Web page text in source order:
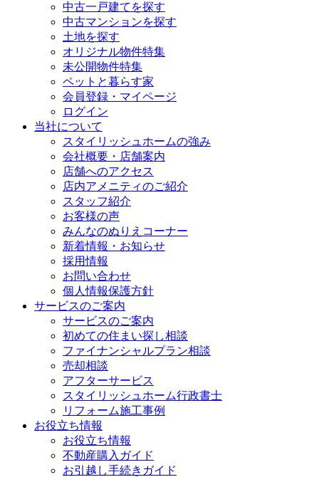
中古一戸建てを探す
中古マンションを探す
土地を探す
オリジナル物件特集
未公開物件特集
ペットと暮らす家
会員登録・マイページ
ログイン
当社について
スタイリッシュホームの強み
会社概要・店舗案内
店舗へのアクセス
店内アメニティのご紹介
スタッフ紹介
お客様の声
みんなのぬりえコーナー
新着情報・お知らせ
採用情報
お問い合わせ
個人情報保護方針
サービスのご案内
サービスのご案内
初めての住まい探し相談
ファイナンシャルプラン相談
売却相談
アフターサービス
スタイリッシュホーム行政書士
リフォーム施工事例
お役立ち情報
お役立ち情報
不動産購入ガイド
お引越し手続きガイド